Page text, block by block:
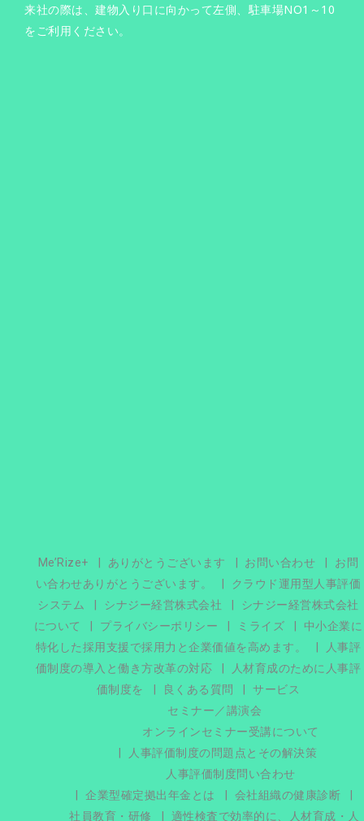
来社の際は、建物入り口に向かって左側、駐車場NO1～10
をご利用ください。
Me’Rize+ ありがとうございます お問い合わせ
お問
い合わせありがとうございます。
クラウド運用型人事評価
システム
シナジー経営株式会社
シナジー経営株式会社
について
プライバシーポリシー ミライズ
中小企業に
特化した採用支援で採用力と企業価値を高めます。
人事評
価制度の導入と働き方改革の対応
人材育成のために人事評
価制度を
良くある質問
サービス
セミナー／講演会
オンラインセミナー受講について
人事評価制度の問題点とその解決策
人事評価制度問い合わせ
企業型確定拠出年金とは
会社組織の健康診断
社員教育・研修
適性検査で効率的に、人材育成・人